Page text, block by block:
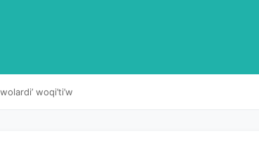
woqi’ti’w